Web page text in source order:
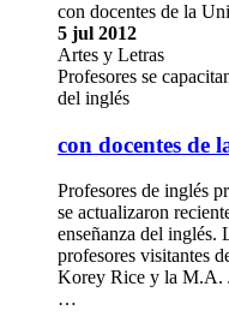
con docentes de la
5 jul 2012
Artes y Letras
Profesores se
del inglés
con docentes de
Profesores de inglés
se actualizaron
enseñanza del inglés.
profesores visitantes
Korey Rice y la M.A.
…